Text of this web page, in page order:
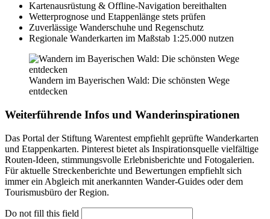
Kartenausrüstung & Offline-Navigation bereithalten
Wetterprognose und Etappenlänge stets prüfen
Zuverlässige Wanderschuhe und Regenschutz
Regionale Wanderkarten im Maßstab 1:25.000 nutzen
Wandern im Bayerischen Wald: Die schönsten Wege
entdecken
Weiterführende Infos und Wanderinspirationen
Das Portal der Stiftung Warentest empfiehlt geprüfte Wanderkarten
und Etappenkarten. Pinterest bietet als Inspirationsquelle vielfältige
Routen-Ideen, stimmungsvolle Erlebnisberichte und Fotogalerien.
Für aktuelle Streckenberichte und Bewertungen empfiehlt sich
immer ein Abgleich mit anerkannten Wander-Guides oder dem
Tourismusbüro der Region.
Do not fill this field